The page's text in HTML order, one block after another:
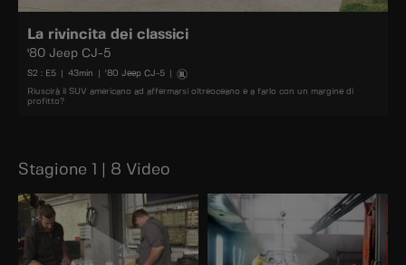
La rivincita dei classici
'80 Jeep CJ-5
S2 : E5 43min '80 Jeep CJ-5
Riuscirà il SUV americano ad affermarsi oltreoceano e a farlo con un margine di
profitto?
Stagione 1 | 8 Video